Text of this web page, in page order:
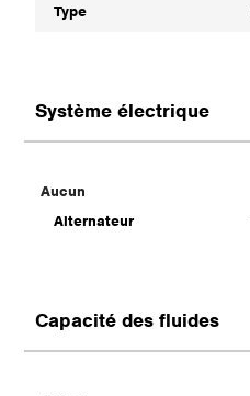
Type
Système électrique
Aucun
Alternateur
Capacité des fluides